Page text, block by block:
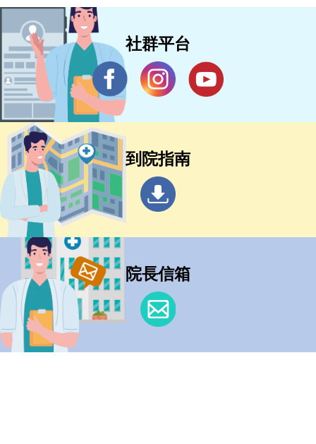
社群平台
到院指南
院長信箱